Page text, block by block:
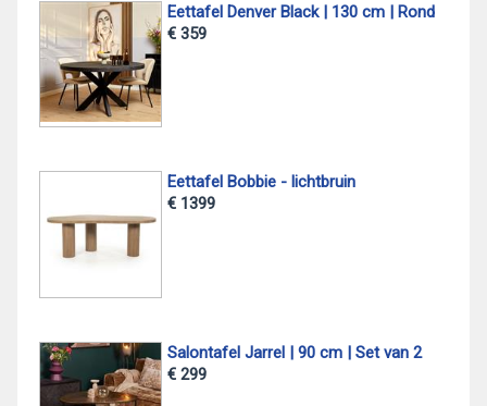
Eettafel Denver Black | 130 cm | Rond
€ 359
Eettafel Bobbie - lichtbruin
€ 1399
Salontafel Jarrel | 90 cm | Set van 2
€ 299